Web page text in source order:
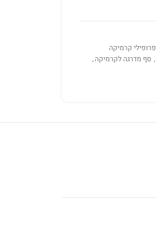
פרופילי קרמיקה
, סף מדרגה לקרמיקה,